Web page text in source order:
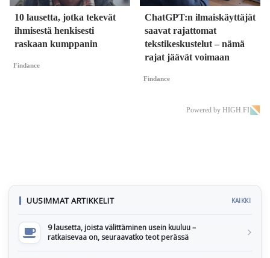
10 lausetta, jotka tekevät
ihmisestä henkisesti
raskaan kumppanin
Findance
ChatGPT:n ilmaiskäyttäjät
saavat rajattomat
tekstikeskustelut – nämä
rajat jäävät voimaan
Findance
Powered by HIGH.FI
UUSIMMAT ARTIKKELIT KAIKKI
9 lausetta, joista välittäminen usein kuuluu –
ratkaisevaa on, seuraavatko teot perässä